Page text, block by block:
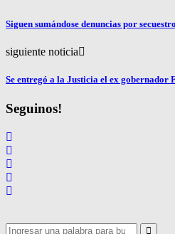
Siguen sumándose denuncias por
siguiente noticia
Se entregó a la Justicia el ex gobernador
Seguinos!
Search